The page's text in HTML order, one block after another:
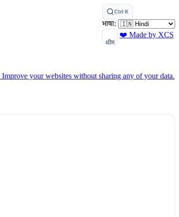
Ctrl K
भाषा:
थीम
❤️ Made by XCS
Improve your websites without sharing any of your data.